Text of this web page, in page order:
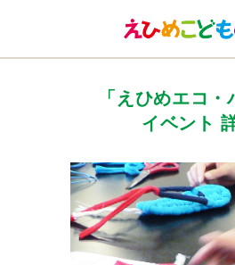
「えひめエコ・
イベント